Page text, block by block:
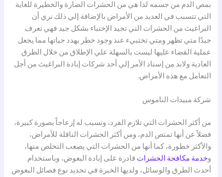
بمص الدم من جسمه لذا هي من الحشرات الضارة والخطيرة للغاية
التي تتسبب في العديد من الأمراض بالإضافة إلي ذلك نري أن
البراغيث من الحشرات التي تجيد الإختباء بشكل جيد فهي تعرف
جيدًا متي تظهر ومتي تختبيء عند وجود خطر يهدد حياتها مما يجعل
عملية القضاء عليها ليست بالسهلة علي الإطلاق من خلال الطرق
العادية ولابد من إسناد الأمر إلي أحد شركات إبادة البراغيث من أجل
التعامل مع هذه الأمراض.
شركة مبيدات الناموس
من أكثر الحشرات التي تلازم الفرد، وتسبب له إزعاجاً بصورة كبيرة،
فضلاً عن أنها تمتص الدم، ومن أكثر الحشرات الناقلة للأمراض،
والأكثر خطورة، كما أنها من الحشرات التي يصعب التخلص منها،
وخدمة مكافحة الحشرات قادرة على إبادة البعوض، وباستخدام
أحدث الطرق والوسائل، ولديها الخبرة في تحديد نوع فصائل البعوض